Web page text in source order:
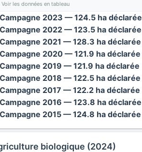
Voir les données en tableau
Campagne 2023 — 124.5 ha déclarée
Campagne 2022 — 123.5 ha déclarée
Campagne 2021 — 128.3 ha déclarée
Campagne 2020 — 121.9 ha déclarée
Campagne 2019 — 121.9 ha déclarée
Campagne 2018 — 122.5 ha déclarée
Campagne 2017 — 122.2 ha déclarée
Campagne 2016 — 123.8 ha déclarée
Campagne 2015 — 124.8 ha déclarée
biologique (2024)